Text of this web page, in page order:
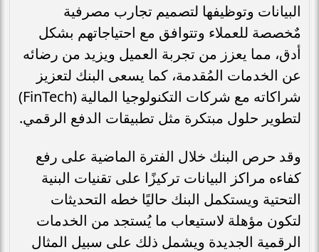
البيانات وتوظيفها لتصميم تجارب مصرفية
مٌخصصة للعملاء وتتوافق مع احتياجاتهم بشكل
أدق، مما يعزز من تجربة العميل ويزيد من رضائه
عن الخدمات المُقدمة، كما يسعى البنك لتعزيز
شراكاته مع شركات التكنولوجيا المالية (FinTech)
لتطوير حلول مبتكرة مثل تطبيقات الدفع الرقمي.
وقد حرص البنك خلال الفترة الماضية على رفع
كفاءه مراكز البيانات تركيزًا على تقنيات البنية
التحتية ويستكمل البنك حاليًا خطه التحديثات
لتكون مؤهلة لاستيعاب ما يُستجد من الخدمات
الرقمية الجديدة ويشمل ذلك على سبيل المثال